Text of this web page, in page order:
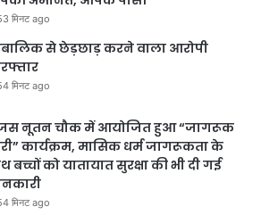
मिनट ago
से छेड़छाड़ करने वाला आरोपी
मिनट ago
नूतन चौक में आयोजित हुआ “जागरूक
कार्यक्रम, मासिक धर्म जागरूकता के
बच्चों को यातायात सुरक्षा की भी दी गई
मिनट ago